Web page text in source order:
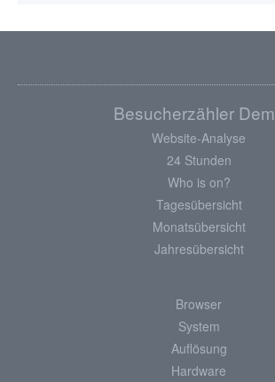
Besucherzähler
Website-Analyse
24 Stunden
Who is on?
Tagesübersicht
Monatsübersicht
Jahresübersicht
Browser
System
Auflösung
Hardware